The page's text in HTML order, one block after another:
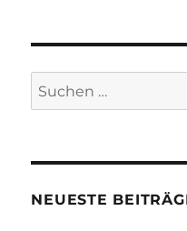
Suchen
nach:
NEUESTE